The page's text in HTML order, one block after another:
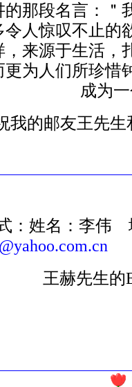
那段名言：
人惊叹不止
来源于生活
为人们所珍惜
成为
的邮友王先生
式：姓名：
王赫先生